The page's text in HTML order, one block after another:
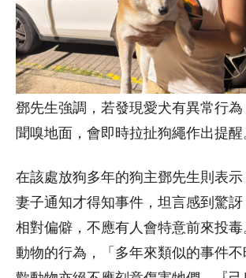
鄧先生強調，若發現愛犬有異常行
聞嗅地面，會即時拉扯狗繩作出提醒
在該處放狗多年的狗主鄧先生則表
妻子通知才得知事件，坦言感到驚
相對偏僻，不應有人會特意前來投
動物的行為，「多年來類似的事件